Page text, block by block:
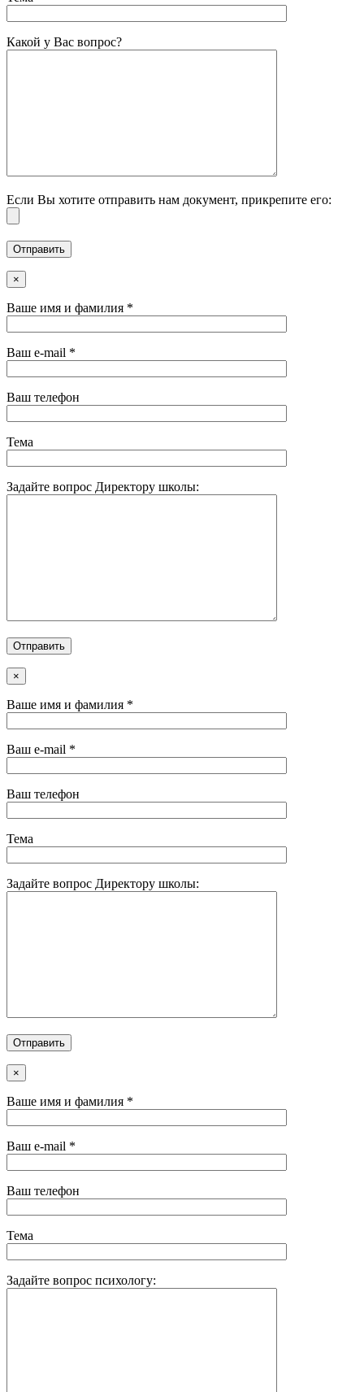
Какой у Вас вопрос?
Если Вы хотите отправить нам документ, прикрепите его:
×
Ваше имя и фамилия *
Ваш e-mail *
Ваш телефон
Тема
Задайте вопрос Директору школы:
×
Ваше имя и фамилия *
Ваш e-mail *
Ваш телефон
Тема
Задайте вопрос Директору школы:
×
Ваше имя и фамилия *
Ваш e-mail *
Ваш телефон
Тема
Задайте вопрос психологу: